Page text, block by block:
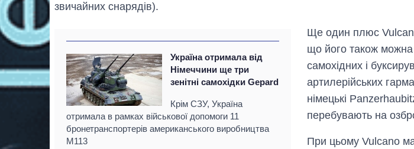
звичайних снарядів).
Україна отримала від
Німеччини ще три
зенітні самохідки Gepard
Крім СЗУ, Україна
отримала в рамках військової допомоги 11
бронетранспортерів американського виробництва
М113
Ще один плюс
що його також можна
самохідних і
артилерійських
німецькі
перебувають на
При цьому Vulcano